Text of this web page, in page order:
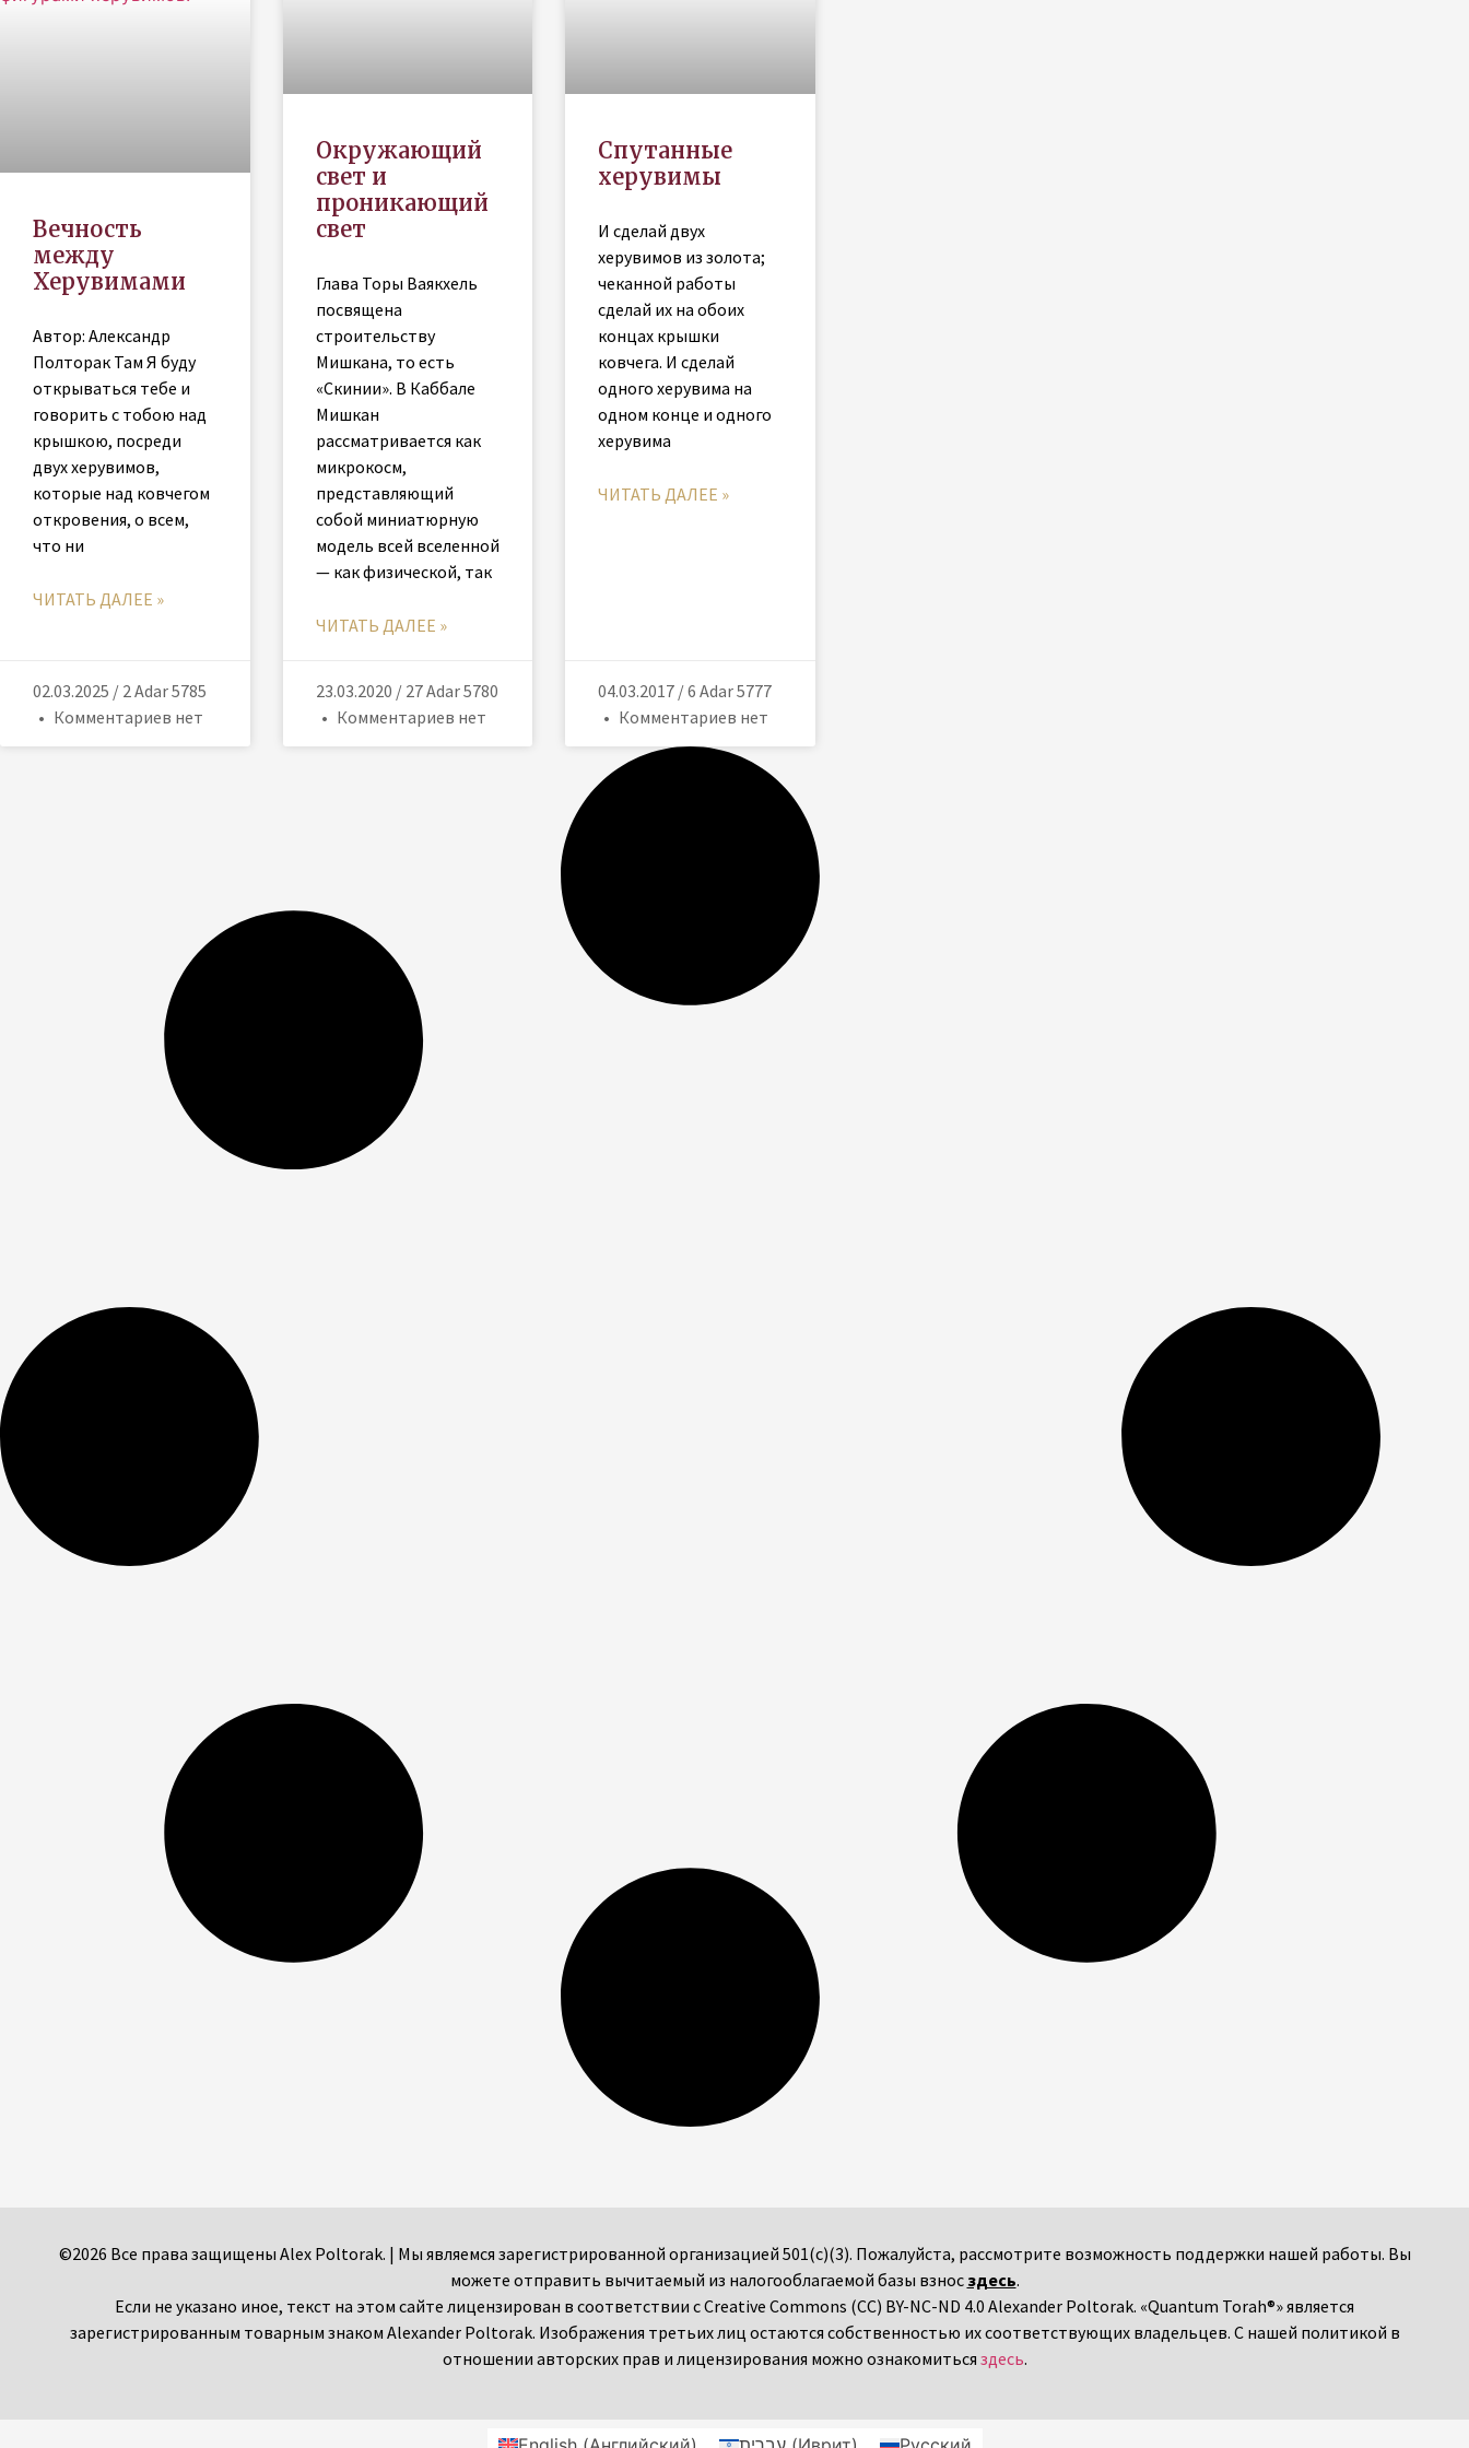
Вечность
между
Херувимами
Автор: Александр
Полторак Там Я буду
открываться тебе и
говорить с тобою над
крышкою, посреди
двух херувимов,
которые над ковчегом
откровения, о всем,
что ни
ЧИТАТЬ ДАЛЕЕ »
02.03.2025 / 2 Adar 5785
Комментариев нет
Окружающий
свет и
проникающий
свет
Глава Торы Ваякхель
посвящена
строительству
Мишкана, то есть
«Скинии». В Каббале
Мишкан
рассматривается как
микрокосм,
представляющий
собой миниатюрную
модель всей вселенной
— как физической, так
ЧИТАТЬ ДАЛЕЕ »
23.03.2020 / 27 Adar 5780
Комментариев нет
Спутанные
херувимы
И сделай двух
херувимов из золота;
чеканной работы
сделай их на обоих
концах крышки
ковчега. И сделай
одного херувима на
одном конце и одного
херувима
ЧИТАТЬ ДАЛЕЕ »
04.03.2017 / 6 Adar 5777
Комментариев нет
©2026 Все права защищены Alex Poltorak. | Мы являемся зарегистрированной организацией 501(c)(3). Пожалуйста, рассмотрите возможность поддержки нашей работы. Вы
можете отправить вычитаемый из налогооблагаемой базы взнос здесь.
Если не указано иное, текст на этом сайте лицензирован в соответствии с Creative Commons (CC) BY-NC-ND 4.0 Alexander Poltorak. «Quantum Torah®» является
зарегистрированным товарным знаком Alexander Poltorak. Изображения третьих лиц остаются собственностью их соответствующих владельцев. С нашей политикой в
отношении авторских прав и лицензирования можно ознакомиться здесь.